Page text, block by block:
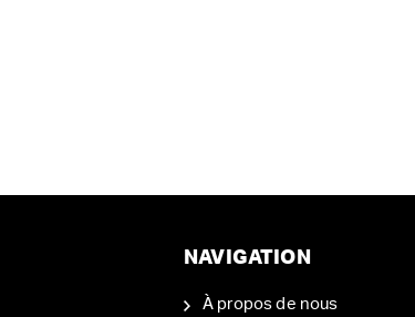
NAVIGATION
À propos de nous